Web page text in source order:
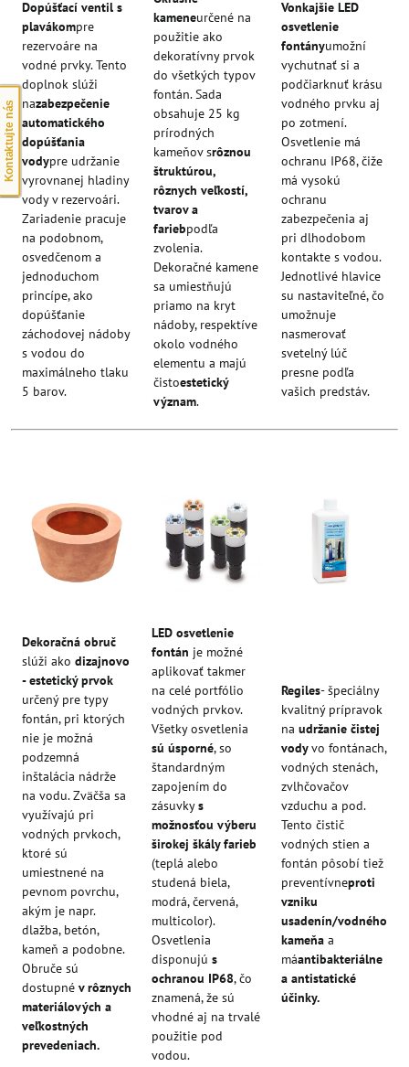
Dopúšťací ventil s
plavákompre
rezervoáre na
vodné prvky. Tento
doplnok slúži
nazabezpečenie
automatického
dopúšťania
vodypre udržanie
vyrovnanej hladiny
vody v rezervoári.
Zariadenie pracuje
na podobnom,
osvedčenom a
jednoduchom
princípe, ako
dopúšťanie
záchodovej nádoby
s vodou do
maximálneho tlaku
5 barov.
kameneurčené na
použitie ako
dekoratívny prvok
do všetkých typov
fontán. Sada
obsahuje 25 kg
prírodných
kameňov srôznou
štruktúrou,
rôznych veľkostí,
tvarov a
fariebpodľa
zvolenia.
Dekoračné kamene
sa umiestňujú
priamo na kryt
nádoby, respektíve
okolo vodného
elementu a majú
čistoestetický
význam.
Vonkajšie LED
osvetlenie
fontányumožní
vychutnať si a
podčiarknuť krásu
vodného prvku aj
po zotmení.
Osvetlenie má
ochranu IP68, čiže
má vysokú
ochranu
zabezpečenia aj
pri dlhodobom
kontakte s vodou.
Jednotlivé hlavice
su nastaviteľné, čo
umožnuje
nasmerovať
svetelný lúč
presne podľa
vašich predstáv.
Dekoračná obruč
slúži ako dizajnovo
- estetický prvok
určený pre typy
fontán, pri ktorých
nie je možná
podzemná
inštalácia nádrže
na vodu. Zväčša sa
využívajú pri
vodných prvkoch,
ktoré sú
umiestnené na
pevnom povrchu,
akým je napr.
dlažba, betón,
kameň a podobne.
Obruče sú
dostupné v rôznych
materiálových a
veľkostných
prevedeniach.
LED osvetlenie
fontán je možné
aplikovať takmer
na celé portfólio
vodných prvkov.
Všetky osvetlenia
sú úsporné, so
štandardným
zapojením do
zásuvkys
možnosťou výberu
širokej škály farieb
(teplá alebo
studená biela,
modrá, červená,
multicolor).
Osvetlenia
disponujú s
ochranou IP68, čo
znamená, že sú
vhodné aj na trvalé
použitie pod
vodou.
Regiles- špeciálny
kvalitný prípravok
na udržanie čistej
vody vo fontánach,
vodných stenách,
zvlhčovačov
vzduchu a pod.
Tento čistič
vodných stien a
fontán pôsobí tiež
preventívneproti
vzniku
usadenín/vodného
kameňa a
máantibakteriálne
a antistatické
účinky.
Kontaktujte nás